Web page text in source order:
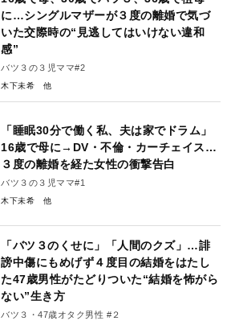
に…シングルマザーが３度の離婚で気づ
いた交際時の“見逃してはいけない違和
感”
バツ３の３児ママ#2
木下未希
「睡眠30分で働く私、夫は家でドラム」
16歳で母に→DV・不倫・カーチェイス…
３度の離婚を経た女性の衝撃告白
バツ３の３児ママ#1
木下未希
「バツ３のくせに」「人間のクズ」…誹
謗中傷にもめげず４度目の結婚をはたし
た47歳男性がたどりついた“結婚を怖がら
ない”生き方
バツ３・47歳オタク男性 #２